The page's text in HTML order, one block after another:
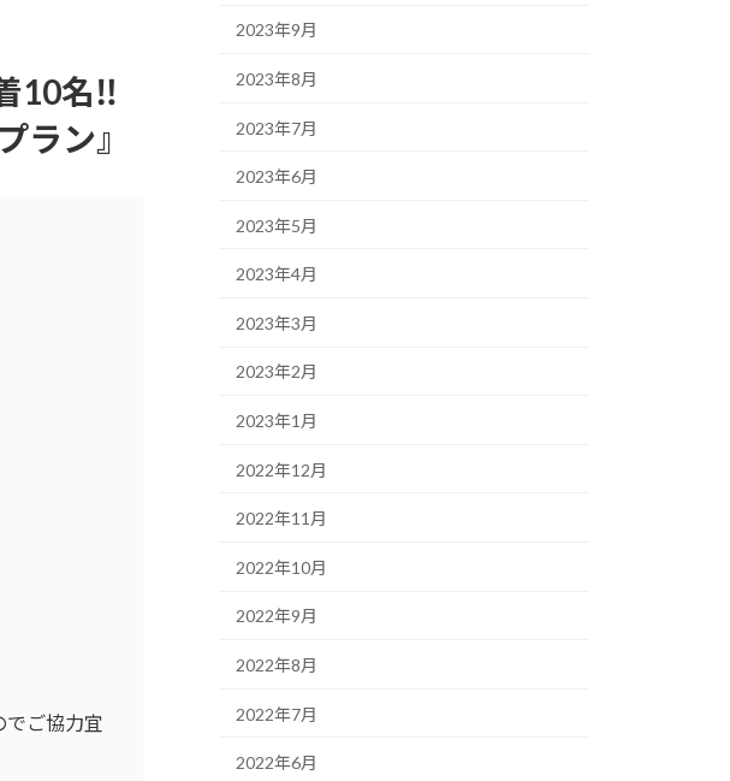
10名‼
ラン』
ご協力宜
2023年9月
2023年8月
2023年7月
2023年6月
2023年5月
2023年4月
2023年3月
2023年2月
2023年1月
2022年12月
2022年11月
2022年10月
2022年9月
2022年8月
2022年7月
2022年6月